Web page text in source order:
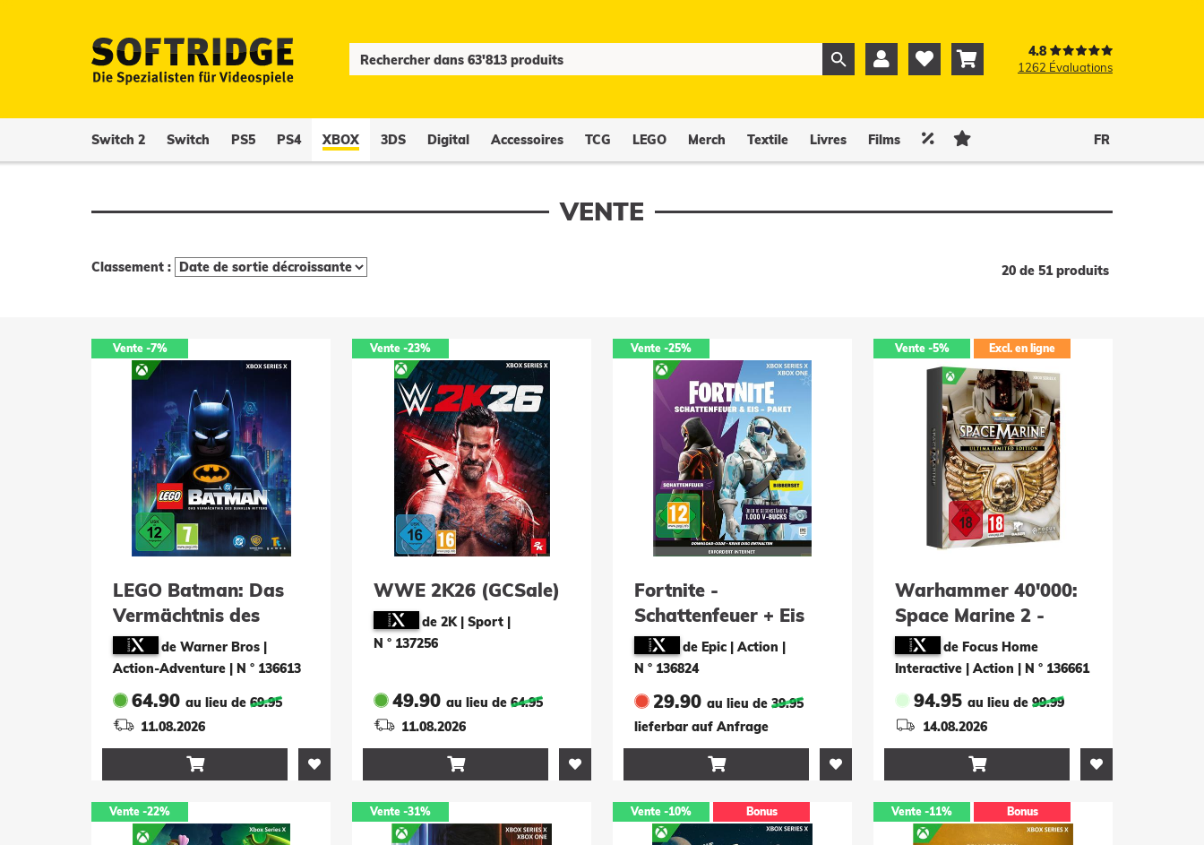
   4.8
1262 Évaluations
Switch 2 Switch PS5 PS4 XBOX 3DS Digital Accessoires TCG LEGO Merch Textile Livres Films   FR
VENTE
Classement : 20 de 51 produits
Vente-7%
LEGO Batman: Das
Vermächtnis des
Dunklen Ritters
de Warner Bros |
Action-Adventure | N ° 136613
64.90 au lieu de 69.95
11.08.2026

Vente -23%
WWE 2K26 (GCSale)
de 2K | Sport |
N ° 137256
49.90 au lieu de 64.95
11.08.2026

Vente -25%
Fortnite -
Schattenfeuer + Eis
Paket (Code in a Box)
de Epic | Action |
N ° 136824
29.90 au lieu de 39.95
lieferbar auf Anfrage

Vente-5% Excl. en ligne
Warhammer 40'000:
Space Marine 2 -
Ultima Limited
Edition
de Focus Home
Interactive | Action | N ° 136661
94.95 au lieu de 99.99
14.08.2026

Vente -22% Vente -31% Vente -10% Bonus Vente -11% Bonus